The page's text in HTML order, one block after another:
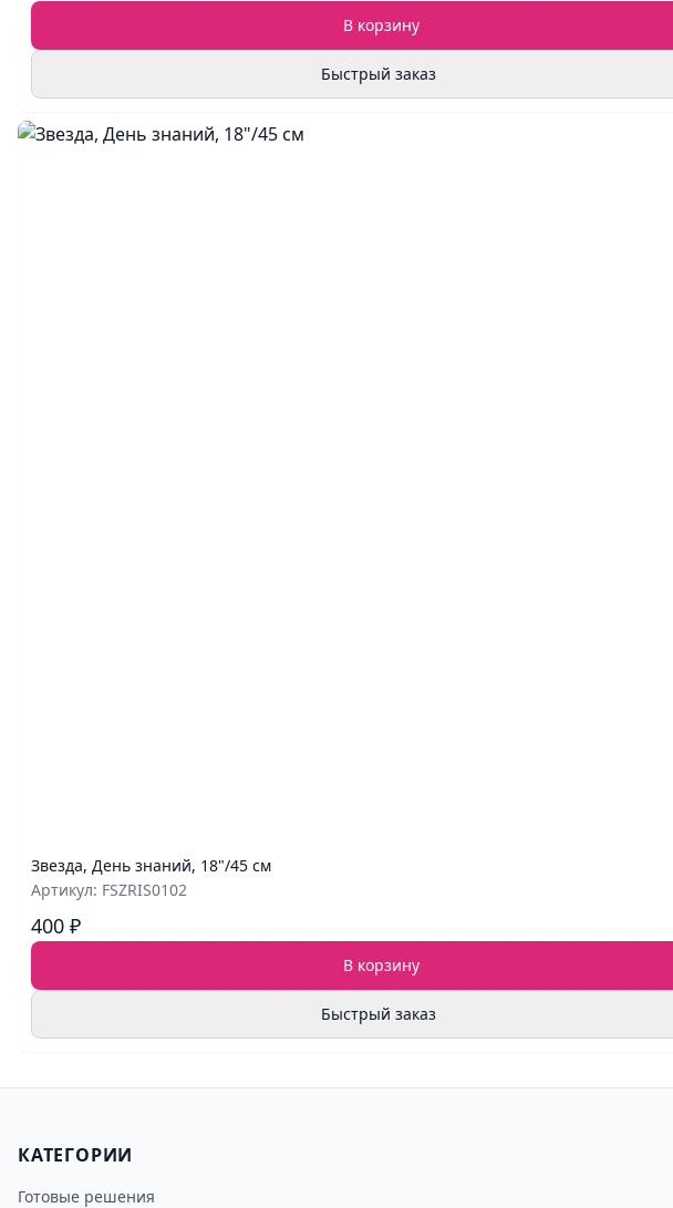
В корзину
Быстрый заказ
Звезда, День знаний, 18"/45 см
Артикул: FSZRIS0102
400 ₽
В корзину
Быстрый заказ
КАТЕГОРИИ
Готовые решения